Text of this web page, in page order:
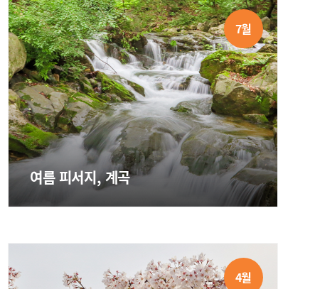
7월
여름 피서지, 계곡
4월